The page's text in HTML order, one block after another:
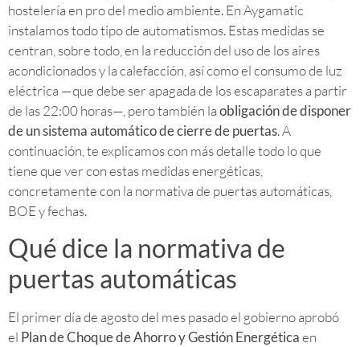
hostelería en pro del medio ambiente. En Aygamatic
instalamos todo tipo de automatismos. Estas medidas se
centran, sobre todo, en la reducción del uso de los aires
acondicionados y la calefacción, así como el consumo de luz
eléctrica —que debe ser apagada de los escaparates a partir
de las 22:00 horas—, pero también laobligación de disponer
de un sistema automático de cierre de puertas. A
continuación, te explicamos con más detalle todo lo que
tiene que ver con estas medidas energéticas,
concretamente con la normativa de puertas automáticas,
BOE y fechas.
Qué dice la normativa de
puertas automáticas
El primer día de agosto del mes pasado el gobierno aprobó
el Plan de Choque de Ahorro y Gestión Energéticaen